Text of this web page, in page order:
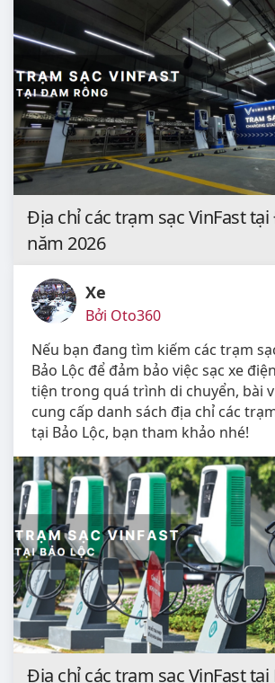
Địa chỉ các trạm sạc VinFast
năm 2026
Xe
Bởi Oto360
Nếu bạn đang tìm kiếm các trạm
Bảo Lộc để đảm bảo việc sạc xe
tiện trong quá trình di chuyển, bài
cung cấp danh sách địa chỉ các
tại Bảo Lộc, bạn tham khảo nhé!
Địa chỉ các trạm sạc VinFast tại